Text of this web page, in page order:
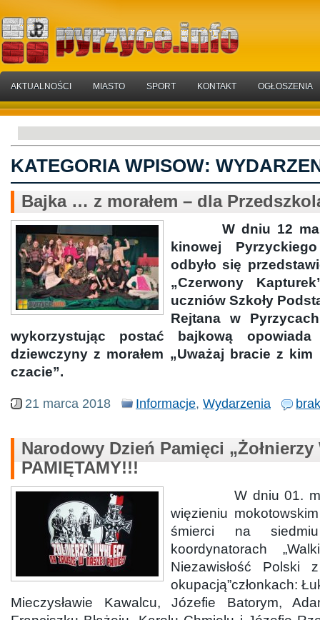
AKTUALNOŚCI MIASTO SPORT KONTAKT OGŁOSZENIA
KATEGORIA WPISOW:
Bajka … z morałem – dla
W dniu 12
kinowej
odbyło się
„Czerwony
uczniów Szkoły
Rejtana w
wykorzystując postać bajkową opowiada
dziewczyny z morałem „Uważaj bracie z
czacie”.
21 marca 2018 Informacje, Wydarzenia
Narodowy Dzień Pamięci
PAMIĘTAMY!!!
W dniu 01.
więzieniu
śmierci na siedmiu
koordynatorach
Niezawisłość Polski
okupacją”członkach:
Mieczysławie Kawalcu, Józefie Batorym,